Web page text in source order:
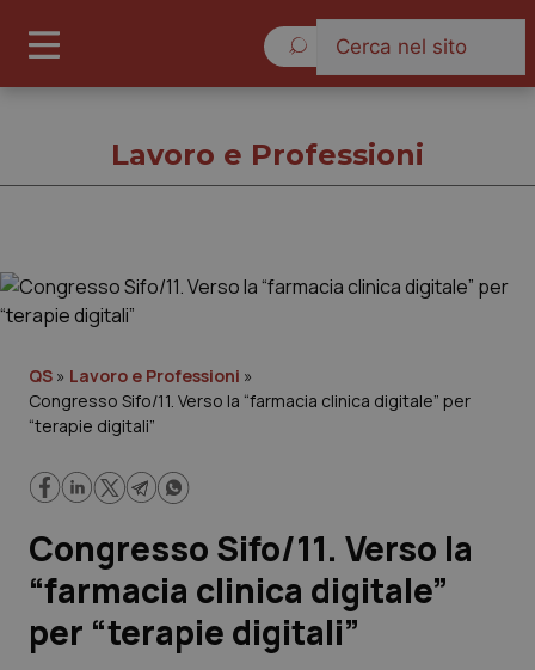
Governo e Parlamento
Regioni e Asl
Lavoro e Professioni
Scienza e Farmaci
Studi e Analisi
Lavoro e Professioni
QS » Lavoro e Professioni »
Congresso Sifo/11. Verso la “farmacia clinica digitale” per
“terapie digitali”
Congresso Sifo/11. Verso la
“farmacia clinica digitale”
per “terapie digitali”